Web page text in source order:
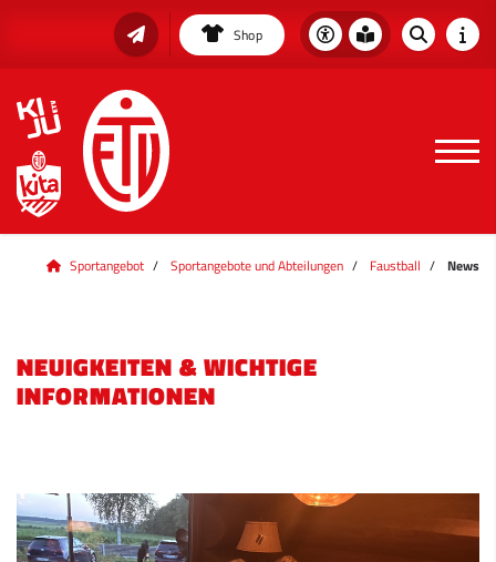
Shop
Sportangebot Sportangebote und Abteilungen Faustball News
NEUIGKEITEN & WICHTIGE
INFORMATIONEN